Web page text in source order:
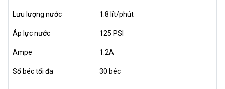
Lưu lượng nước 1.8 lít/phút
Áp lực nước 125 PSI
Ampe 1.2A
Số béc tối đa 30 béc